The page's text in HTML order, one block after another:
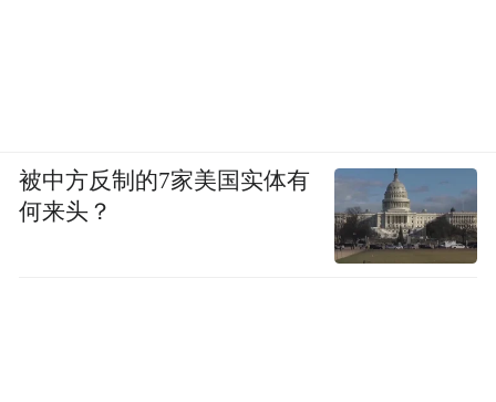
被中方反制的7家美国实体有
何来头？